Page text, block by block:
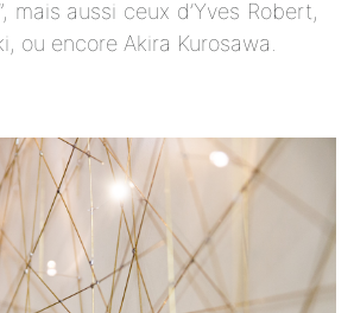
mais aussi ceux d’Yves Robert,
ou encore Akira Kurosawa.